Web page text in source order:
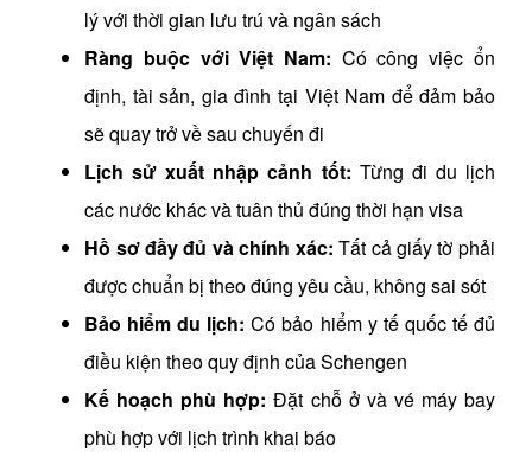
lý với thời gian lưu trú và ngân sách
Ràng buộc với Việt Nam: Có công việc ổn
định, tài sản, gia đình tại Việt Nam để đảm bảo
sẽ quay trở về sau chuyến đi
Lịch sử xuất nhập cảnh tốt: Từng đi du lịch
các nước khác và tuân thủ đúng thời hạn visa
Hồ sơ đầy đủ và chính xác: Tất cả giấy tờ phải
được chuẩn bị theo đúng yêu cầu, không sai sót
Bảo hiểm du lịch: Có bảo hiểm y tế quốc tế đủ
điều kiện theo quy định của Schengen
Kế hoạch phù hợp: Đặt chỗ ở và vé máy bay
phù hợp với lịch trình khai báo